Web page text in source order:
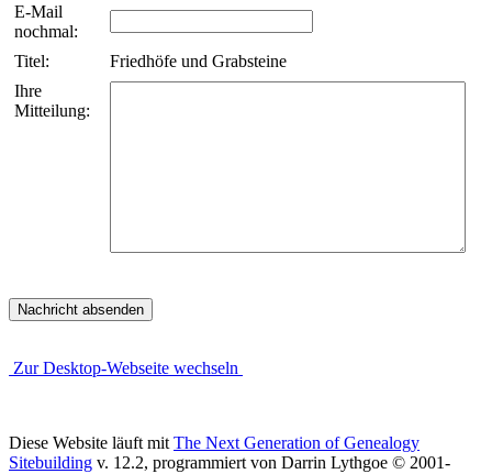
E-Mail
nochmal:
Titel:
Friedhöfe und Grabsteine
Ihre
Mitteilung:
Zur Desktop-Webseite wechseln
Diese Website läuft mit The Next Generation of Genealogy
Sitebuilding v. 12.2, programmiert von Darrin Lythgoe © 2001-